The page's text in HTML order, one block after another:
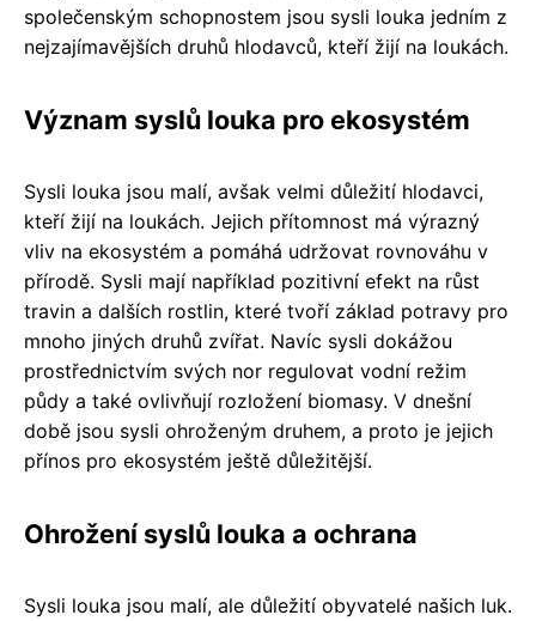
společenským schopnostem jsou sysli louka jedním z
nejzajímavějších druhů hlodavců, kteří žijí na loukách.
Význam syslů louka pro ekosystém
Sysli louka jsou malí, avšak velmi důležití hlodavci,
kteří žijí na loukách. Jejich přítomnost má výrazný
vliv na ekosystém a pomáhá udržovat rovnováhu v
přírodě. Sysli mají například pozitivní efekt na růst
travin a dalších rostlin, které tvoří základ potravy pro
mnoho jiných druhů zvířat. Navíc sysli dokážou
prostřednictvím svých nor regulovat vodní režim
půdy a také ovlivňují rozložení biomasy. V dnešní
době jsou sysli ohroženým druhem, a proto je jejich
přínos pro ekosystém ještě důležitější.
Ohrožení syslů louka a ochrana
Sysli louka jsou malí, ale důležití obyvatelé našich luk.